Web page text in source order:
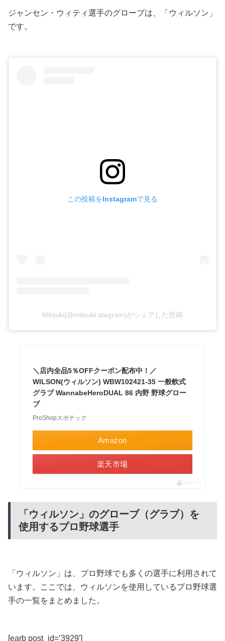
ジャンセン・ウィティ選手のグローブは、「ウィルソン」
です。
この投稿をInstagramで見る
Mitsuki(@mitsuki.stagram)がシェアした投稿
＼店内全品5％OFFクーポン配布中！／
WILSON(ウィルソン) WBW102421-35 一般軟式
グラブ WannabeHeroDUAL 86 内野 野球グロー
ブ
ProShopスポテック
Amazon
楽天市場
ポチップ
「ウィルソン」のグローブ（グラブ）を
使用するプロ野球選手
「ウィルソン」は、プロ野球でも多くの選手に利用されて
います。ここでは、ウィルソンを使用しているプロ野球選
手の一覧をまとめました。
[earb post_id=’3929′]